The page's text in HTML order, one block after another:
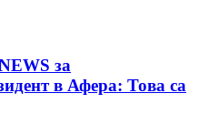
за
в Афера: Това са